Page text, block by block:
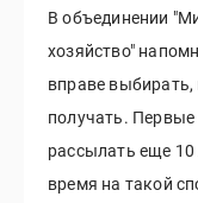
В объединении
хозяйство"
вправе выбирать,
получать.
рассылать еще 10
время на такой